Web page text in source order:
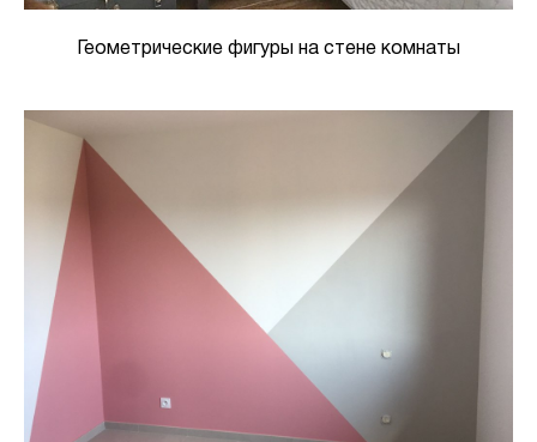
Геометрические фигуры на стене комнаты